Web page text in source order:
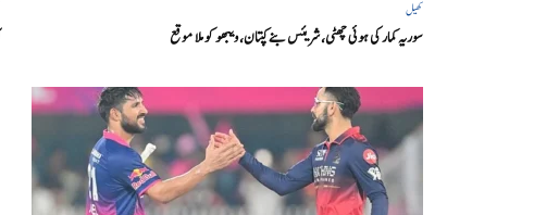
کھیل
سوریہ کمار کی ہوئی چھٹی، شریئس بنے کپتان، ویبھو کو ملا موقع